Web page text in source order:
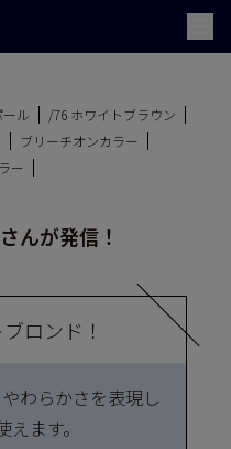
ル
/76 ホワイトブラウン
ブリーチオンカラー
ー
んが発信！
ロンド！
わらかさを表現し
ます。